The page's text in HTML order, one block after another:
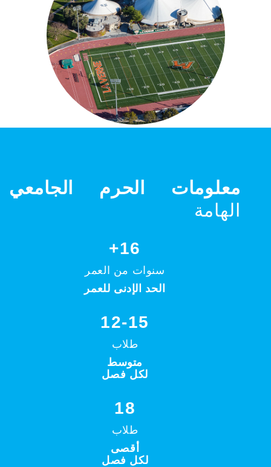
معلومات الحرم الجامعي
الهامة
16+
سنوات من العمر
الحد الإدنى للعمر
12-15
طلاب
متوسط
لكل فصل
18
طلاب
أقصى
لكل فصل